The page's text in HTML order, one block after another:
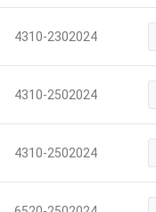
4310-2302024
4310-2502024
4310-2502024